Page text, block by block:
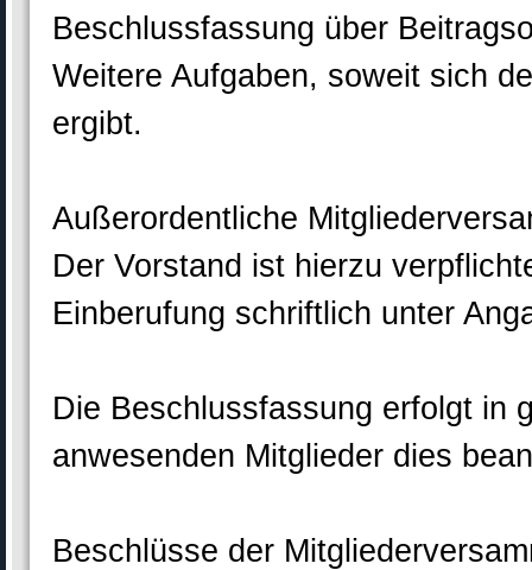
Beschlussfassung über
Weitere Aufgaben, soweit sich
ergibt.
Außerordentliche
Der Vorstand ist hierzu
Einberufung schriftlich unter
Die Beschlussfassung erfolgt in
anwesenden Mitglieder dies
Beschlüsse der